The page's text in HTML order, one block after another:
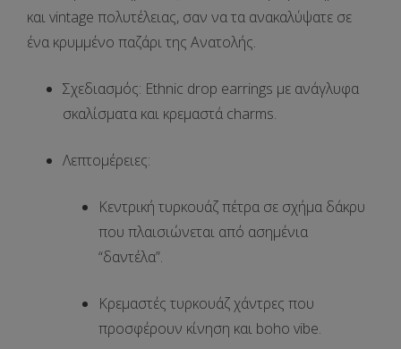
και vintage πολυτέλειας, σαν να τα ανακαλύψατε σε
ένα κρυμμένο παζάρι της Ανατολής.
Σχεδιασμός: Ethnic drop earrings με ανάγλυφα
σκαλίσματα και κρεμαστά charms.
Λεπτομέρειες:
Κεντρική τυρκουάζ πέτρα σε σχήμα δάκρυ
που πλαισιώνεται από ασημένια
“δαντέλα”.
Κρεμαστές τυρκουάζ χάντρες που
προσφέρουν κίνηση και boho vibe.